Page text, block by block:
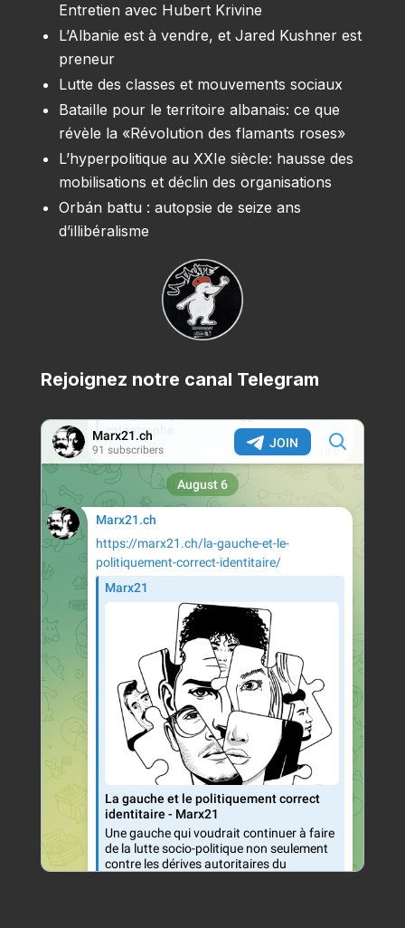
Entretien avec Hubert Krivine
L’Albanie est à vendre, et Jared Kushner est
preneur
Lutte des classes et mouvements sociaux
Bataille pour le territoire albanais: ce que
révèle la «Révolution des flamants roses»
L’hyperpolitique au XXIe siècle: hausse des
mobilisations et déclin des organisations
Orbán battu : autopsie de seize ans
d’illibéralisme
Rejoignez notre canal Telegram